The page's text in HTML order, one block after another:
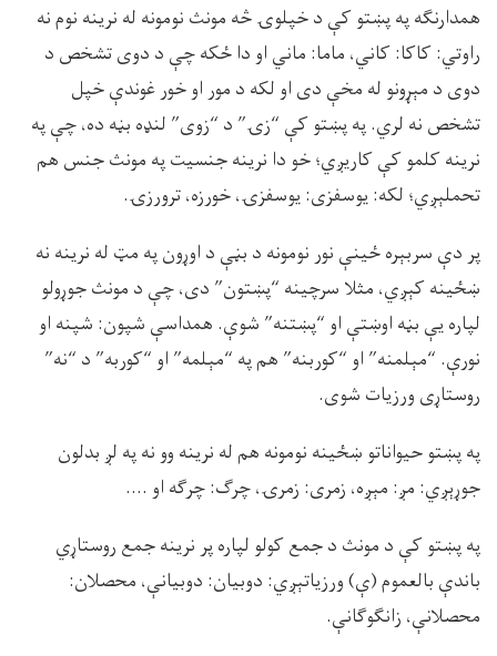
همدارنګه په پښتو کې د خپلوۍ څه مونث نومونه له نرينه نوم نه
راوتي: کاکا: کاني، ماما: ماني او دا ځکه چې د دوى تشخص د
دوى د مېړونو له مخې دى او لکه د مور او خور غوندې خپل
تشخص نه لري. په پښتو کې “زۍ” د “زوى” لنډه بڼه ده، چې په
نرينه کلمو کې کاريږي؛ خو دا نرينه جنسيت په مونث جنس هم
تحملېږي؛ لکه: يوسفزى: يوسفزۍ، خورزه، ترورزۍ.
پر دې سربېره ځينې نور نومونه د بڼې د اوړون په مټ له نرينه نه
ښځينه کېږي، مثلا سرچينه “پښتون” دى، چې د مونث جوړولو
لپاره يې بڼه اوښتې او “پښتنه” شوې. همداسې شپون: شپنه او
نورې. “مېلمنه” او “کوربنه” هم په “مېلمه” او “کوربه” د “نه”
روستاړى ورزيات شوى.
په پښتو حيواناتو ښځينه نومونه هم له نرينه وو نه په لږ بدلون
جوړېږي: مږ: مېږه، زمرى: زمرۍ، چرګ: چرګه او ….
په پښتو کې د مونث د جمع کولو لپاره پر نرينه جمع روستاړي
باندې بالعموم (ې) ورزياتېږي: دوبيان: دوبيانې، محصلان:
محصلانې، زانګوګانې.